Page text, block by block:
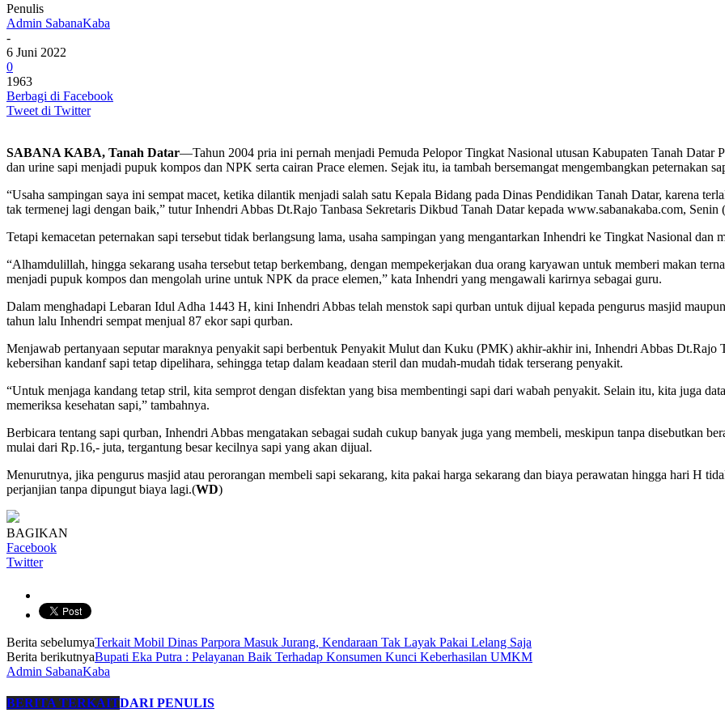
Penulis
Admin SabanaKaba
-
6 Juni 2022
0
1963
Berbagi di Facebook
Tweet di Twitter
SABANA KABA, Tanah Datar—Tahun 2004 pria ini pernah menjadi Pemuda Pelopor Tingkat Nasional utusan Kabupaten Tanah Datar
dan urine sapi menjadi pupuk kompos dan NPK serta cairan Prace elemen. Sejak itu, ia tambah bersemangat mengembangkan peternakan
“Usaha sampingan saya ini sempat macet, ketika dilantik menjadi salah satu Kepala Bidang pada Dinas Pendidikan Tanah Datar, karena
tak termenej lagi dengan baik,” tutur Inhendri Abbas Dt.Rajo Tanbasa Sekretaris Dikbud Tanah Datar kepada www.sabanakaba.com, Senin
Tetapi kemacetan peternakan sapi tersebut tidak berlangsung lama, usaha sampingan yang mengantarkan Inhendri ke Tingkat Nasional dan
“Alhamdulillah, hingga sekarang usaha tersebut tetap berkembang, dengan mempekerjakan dua orang karyawan untuk memberi makan
menjadi pupuk kompos dan mengolah urine untuk NPK da prace elemen,” kata Inhendri yang mengawali karirnya sebagai guru.
Dalam menghadapi Lebaran Idul Adha 1443 H, kini Inhendri Abbas telah menstok sapi qurban untuk dijual kepada pengurus masjid
tahun lalu Inhendri sempat menjual 87 ekor sapi qurban.
Menjawab pertanyaan seputar maraknya penyakit sapi berbentuk Penyakit Mulut dan Kuku (PMK) akhir-akhir ini, Inhendri Abbas Dt.Rajo
kebersihan kandanf sapi tetap dipelihara, sehingga tetap dalam keadaan steril dan mudah-mudah tidak terserang penyakit.
“Untuk menjaga kandang tetap stril, kita semprot dengan disfektan yang bisa membentingi sapi dari wabah penyakit. Selain itu, kita juga
memeriksa kesehatan sapi,” tambahnya.
Berbicara tentang sapi qurban, Inhendri Abbas mengatakan sebagai sudah cukup banyak juga yang membeli, meskipun tanpa disebutkan
mulai dari Rp.16,- juta, tergantung besar kecilnya sapi yang akan dijual.
Menurutnya, jika pengurus masjid atau perorangan membeli sapi sekarang, kita pakai harga sekarang dan biaya perawatan hingga hari H
perjanjian tanpa dipungut biaya lagi.(WD)
BAGIKAN
Facebook
Twitter
Berita sebelumyaTerkait Mobil Dinas Parpora Masuk Jurang, Kendaraan Tak Layak Pakai Lelang Saja
Berita berikutnyaBupati Eka Putra : Pelayanan Baik Terhadap Konsumen Kunci Keberhasilan UMKM
Admin SabanaKaba
BERITA TERKAITDARI PENULIS